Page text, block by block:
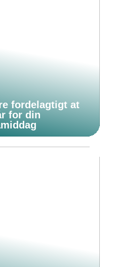
fordelagtigt at
for din